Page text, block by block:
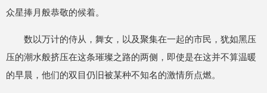
众星捧月般恭敬的候着。
数以万计的侍从，舞女，以及聚集在一起的市民，犹如黑压
压的潮水般挤压在这条璀璨之路的两侧，即使是在这并不算温暖
的早晨，他们的双目仍旧被某种不知名的激情所点燃。